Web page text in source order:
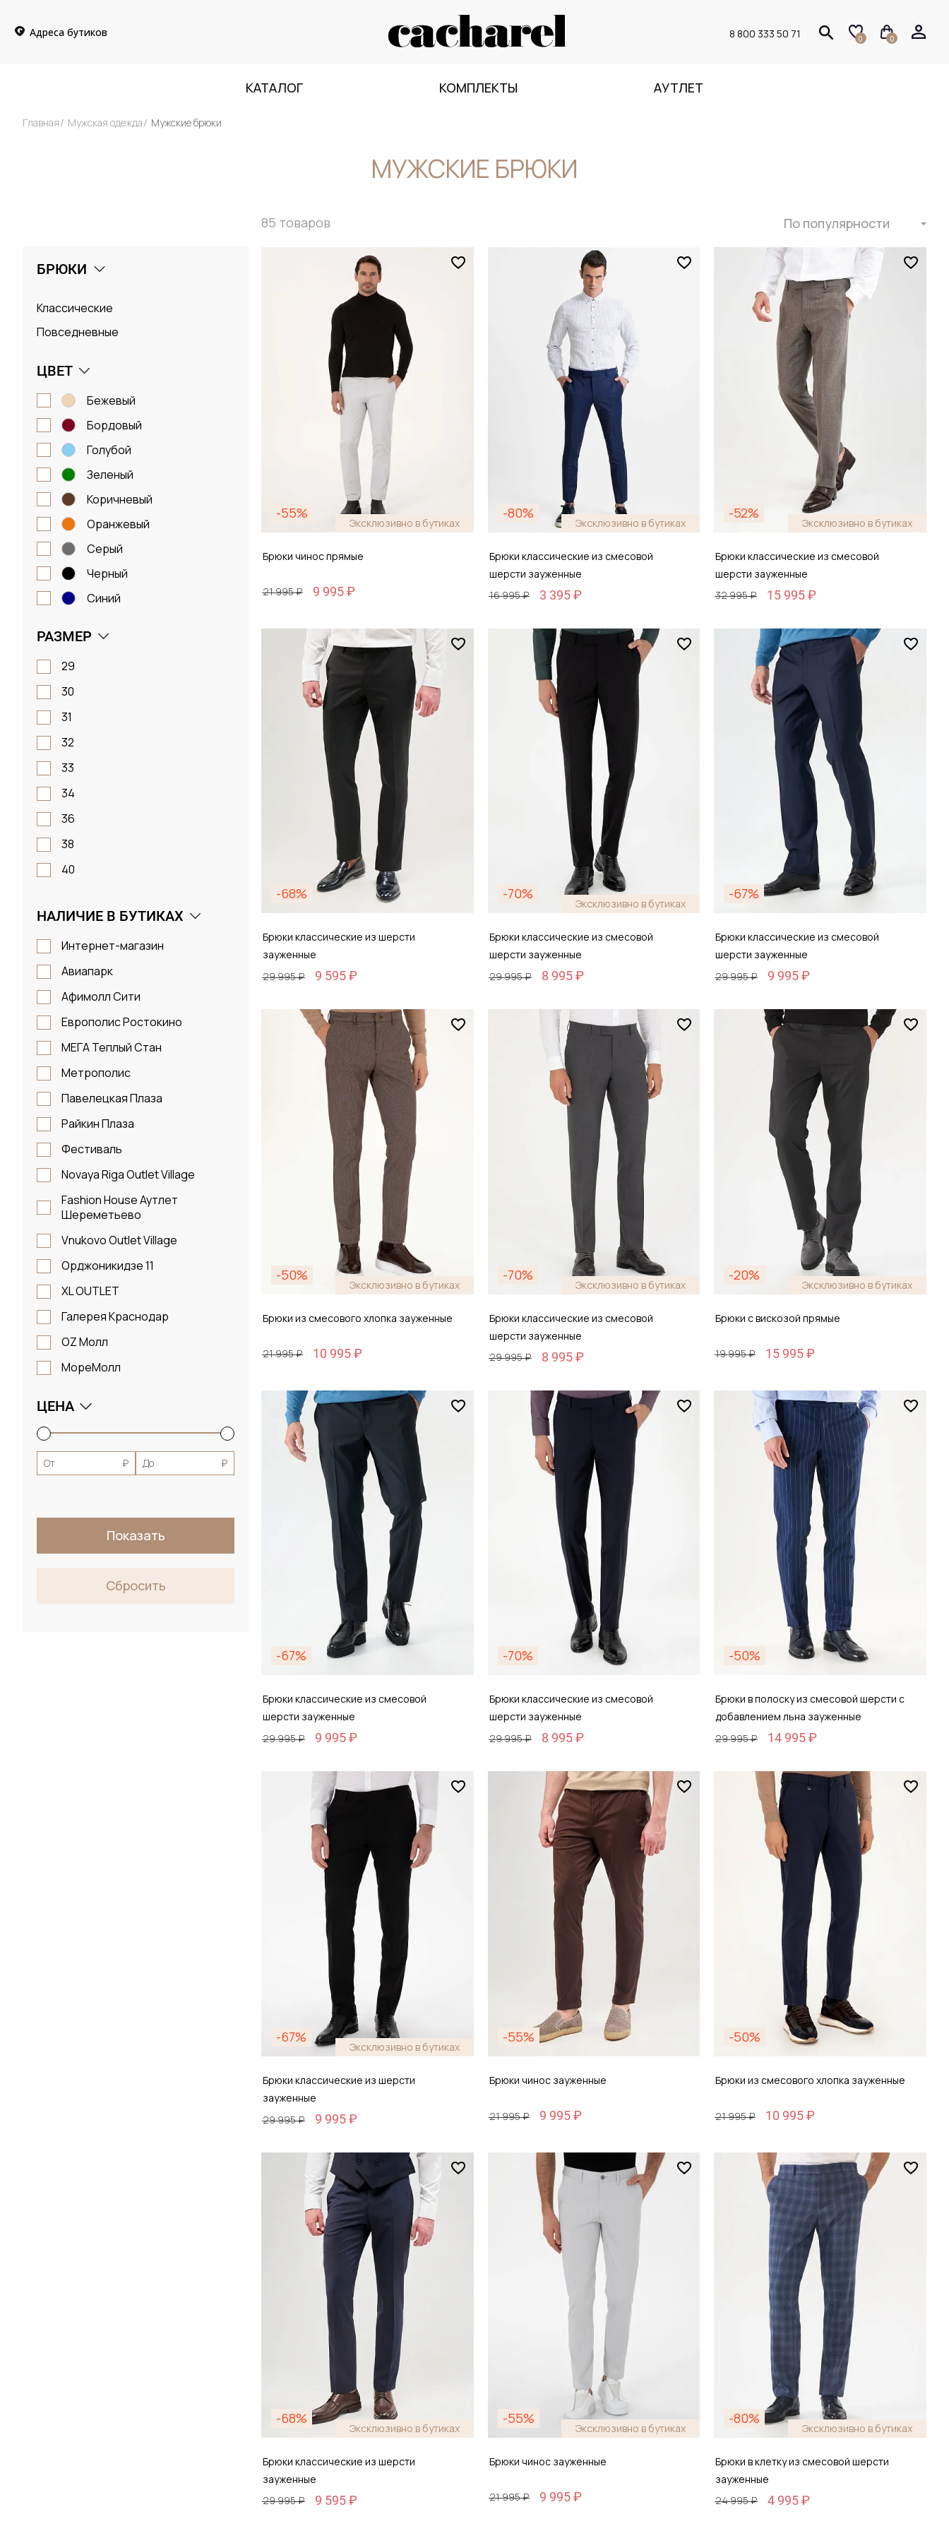
Адреса бутиков 8 800 333 50 71 0 0
КАТАЛОГ КОМПЛЕКТЫ АУТЛЕТ
Главная Мужская одежда Мужские брюки
МУЖСКИЕ БРЮКИ
БРЮКИ
Классические
Повседневные
ЦВЕТ
бежевый
бордовый
голубой
зеленый
коричневый
оранжевый
серый
черный
синий
РАЗМЕР
29
30
31
32
33
34
36
38
40
46
48
50
52
54
56
58
НАЛИЧИЕ В БУТИКАХ
Интернет-магазин
Авиапарк
Афимолл Сити
Европолис Ростокино
МЕГА Теплый Стан
Метрополис
Павелецкая Плаза
Райкин Плаза
Фестиваль
Novaya Riga Outlet Village
Fashion House Аутлет
Шереметьево
Vnukovo Outlet Village
Орджоникидзе 11
XL OUTLET
Галерея Краснодар
OZ Молл
МореМолл
ЦЕНА
От ₽ До ₽
Показать
Сбросить
85 товаров По популярности
-55%
Эксклюзивно в бутиках
Брюки чинос прямые
21 995 ₽ 9 995 ₽
Размер
29 / 44-46
Добавить в корзину
-80%
Эксклюзивно в бутиках
Брюки классические из смесовой
шерсти зауженные
16 995 ₽
3 395 ₽
Размер
46 / 46
Добавить в корзину
-52%
Эксклюзивно в бутиках
Брюки классические из смесовой
шерсти зауженные
32 995 ₽
15 995 ₽
Размер
46 / 46
Добавить в корзину
-68%
Брюки классические из шерсти
зауженные
29 995 ₽
9 595 ₽
Размер
48 / 48
Добавить в корзину
-70%
Эксклюзивно в бутиках
Брюки классические из смесовой
шерсти зауженные
29 995 ₽
8 995 ₽
Добавить в корзину
-67%
Брюки классические из смесовой
шерсти зауженные
29 995 ₽
9 995 ₽
Размер
46 / 46
Добавить в корзину
-50%
Эксклюзивно в бутиках
Брюки из смесового хлопка зауженные
21 995 ₽ 10 995 ₽
Размер
29 / 44-46
Добавить в корзину
-70%
Эксклюзивно в бутиках
Брюки классические из смесовой
шерсти зауженные
29 995 ₽
8 995 ₽
Размер
56 / 56
Добавить в корзину
-20%
Эксклюзивно в бутиках
Брюки с вискозой прямые
19 995 ₽ 15 995 ₽
Размер
30 / 46
Добавить в корзину
-67%
Брюки классические из смесовой
шерсти зауженные
29 995 ₽
9 995 ₽
46 / 46
Добавить в корзину
-70%
Брюки классические из смесовой
шерсти зауженные
29 995 ₽
8 995 ₽
48 / 48
Добавить в корзину
-50%
Брюки в полоску из смесовой шерсти с
добавлением льна зауженные
29 995 ₽
14 995 ₽
Размер
46 / 46
Добавить в корзину
-67%
Эксклюзивно в бутиках
Брюки классические из шерсти
зауженные
29 995 ₽
9 995 ₽
44 / 44
Добавить в корзину
-55%
Брюки чинос зауженные
21 995 ₽ 9 995 ₽
Размер
29 / 44-46
Добавить в корзину
-50%
Брюки из смесового хлопка зауженные
21 995 ₽ 10 995 ₽
Размер
29 / 44-46
Добавить в корзину
-68%
Эксклюзивно в бутиках
Брюки классические из шерсти
зауженные
29 995 ₽
9 595 ₽
-55%
Эксклюзивно в бутиках
Брюки чинос зауженные
21 995 ₽ 9 995 ₽
-80%
Эксклюзивно в бутиках
Брюки в клетку из смесовой шерсти
зауженные
24 995 ₽
4 995 ₽